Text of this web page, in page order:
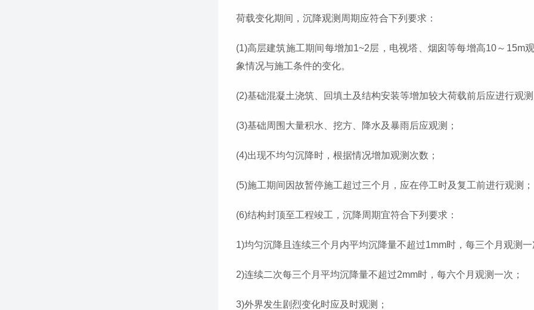
荷载变化期间，沉降观测周期应符合下列要求：
(1)高层建筑施工期间每增加1~2层，电视塔、烟囱等每增高10～15m
象情况与施工条件的变化。
(2)基础混凝土浇筑、回填土及结构安装等增加较大荷载前后应进行观测
(3)基础周围大量积水、挖方、降水及暴雨后应观测；
(4)出现不均匀沉降时，根据情况增加观测次数；
(5)施工期间因故暂停施工超过三个月，应在停工时及复工前进行观测；
(6)结构封顶至工程竣工，沉降周期宜符合下列要求：
1)均匀沉降且连续三个月内平均沉降量不超过1mm时，每三个月观测一
2)连续二次每三个月平均沉降量不超过2mm时，每六个月观测一次；
3)外界发生剧烈变化时应及时观测；